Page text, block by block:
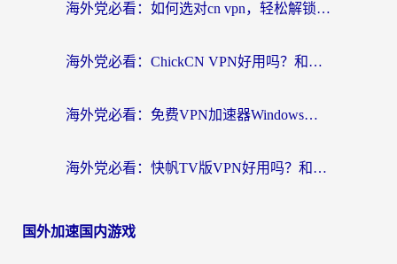
海外党必看：如何选对cn vpn，轻松解锁国内影音游戏？
海外党必看：ChickCN VPN好用吗？和星河VPN对比哪个回国效果更好？附真实体验+避坑指南
海外党必看：免费VPN加速器Windows版怎么选？附真实测评与无缝访问国内资源指南
海外党必看：快帆TV版VPN好用吗？和hi龟龟VPN对比哪个回国效果更好？附免费加速器选择指南
国外加速国内游戏